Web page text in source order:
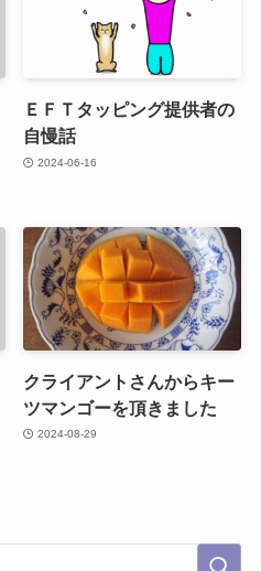
ＥＦＴタッピング提供者の
自慢話
2024-06-16
クライアントさんからキー
ツマンゴーを頂きました
2024-08-29